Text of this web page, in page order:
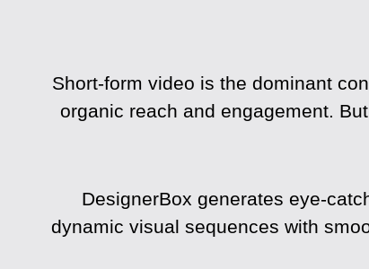
Short-form video is the dominant
organic reach and engagement.
DesignerBox generates eye-
dynamic visual sequences with